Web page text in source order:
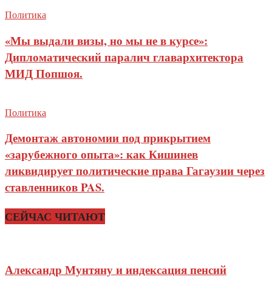
Политика
«Мы выдали визы, но мы не в курсе»:
Дипломатический паралич главархитектора
МИД Попшоя.
Политика
Демонтаж автономии под прикрытием
«зарубежного опыта»: как Кишинев
ликвидирует политические права Гагаузии через
ставленников PAS.
СЕЙЧАС ЧИТАЮТ
Александр Мунтяну и индексация пенсий